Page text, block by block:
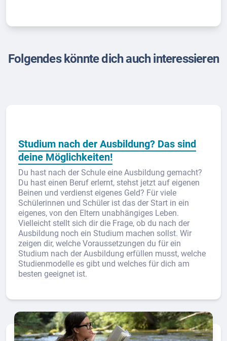
Folgendes könnte dich auch interessieren
Studium nach der Ausbildung? Das sind
deine Möglichkeiten!
Du hast nach der Schule eine Ausbildung gemacht?
Du hast einen Beruf erlernt, stehst jetzt auf eigenen
Beinen und verdienst eigenes Geld? Für viele
Schülerinnen und Schüler ist das der Start in ein
eigenes, von den Eltern unabhängiges Leben.
Vielleicht stellt sich dir die Frage, ob du nach der
Ausbildung noch ein Studium machen sollst. Wir
zeigen dir, welche Voraussetzungen du für ein
Studium nach der Ausbildung erfüllen musst, welche
Studienmodelle es gibt und welches für dich am
besten geeignet ist.